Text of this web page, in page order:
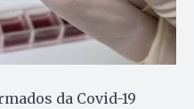
da Covid-19